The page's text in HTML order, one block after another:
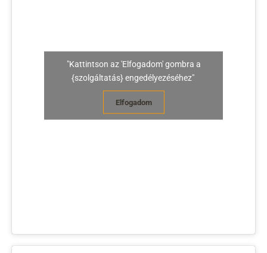
"Kattintson az 'Elfogadom' gombra a
{szolgáltatás} engedélyezéséhez"
Elfogadom